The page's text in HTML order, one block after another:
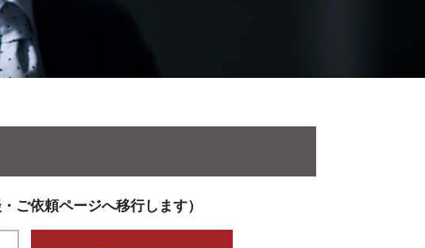
ご依頼ページへ移行します）